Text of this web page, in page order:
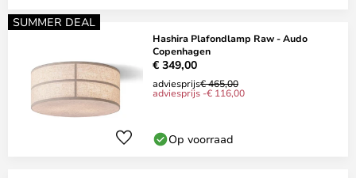
SUMMER DEAL
Hashira Plafondlamp Raw - Audo
Copenhagen
€ 349,00
adviesprijs€ 465,00
adviesprijs -€ 116,00
Op voorraad